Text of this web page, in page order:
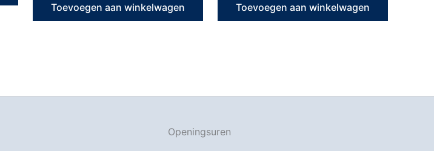
Toevoegen aan winkelwagen Toevoegen aan winkelwagen
Openingsuren